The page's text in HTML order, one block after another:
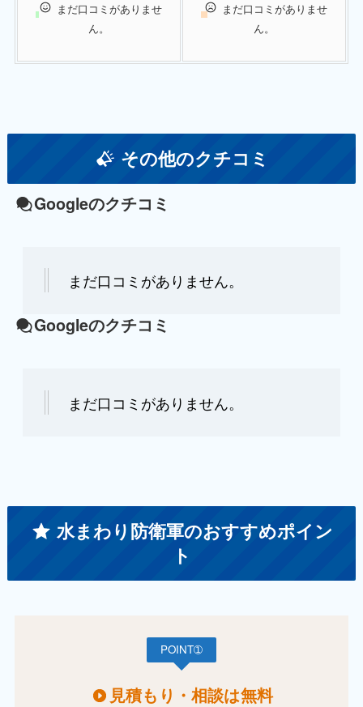
まだ口コミがありませ
ん。
まだ口コミがありませ
ん。
その他のクチコミ
Googleのクチコミ
まだ口コミがありません。
Googleのクチコミ
まだ口コミがありません。
水まわり防衛軍のおすすめポイン
ト
POINT➀
見積もり・相談は無料